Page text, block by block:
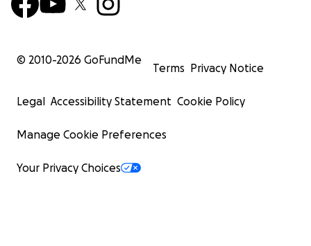
© 2010-2026 GoFundMe
Terms Privacy Notice
Legal Accessibility Statement Cookie Policy
Manage Cookie Preferences
Your Privacy Choices